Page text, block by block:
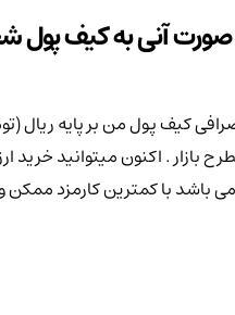
های این صرافی می باشد با